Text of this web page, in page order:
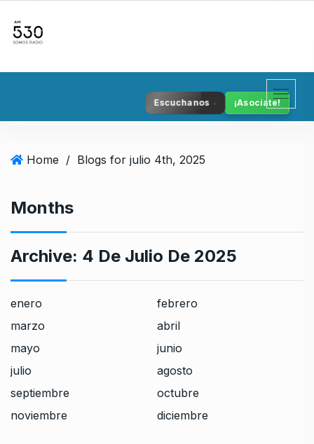
Escuchanos ¡Asociate!
Home / Blogs for julio 4th, 2025
Months
Archive: 4 De Julio De 2025
enero
febrero
marzo
abril
mayo
junio
julio
agosto
septiembre
octubre
noviembre
diciembre